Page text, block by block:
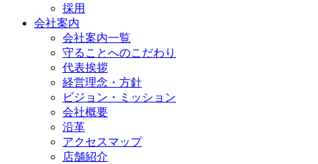
採用
会社案内
会社案内一覧
守ることへのこだわり
代表挨拶
経営理念・方針
ビジョン・ミッション
会社概要
沿革
アクセスマップ
店舗紹介